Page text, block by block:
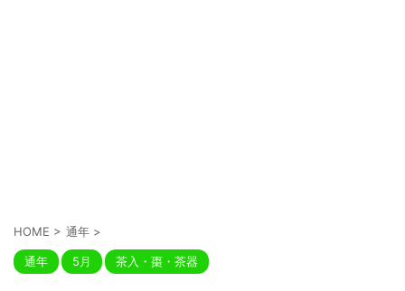
HOME > 通年 >
通年 5月 茶入・棗・茶器